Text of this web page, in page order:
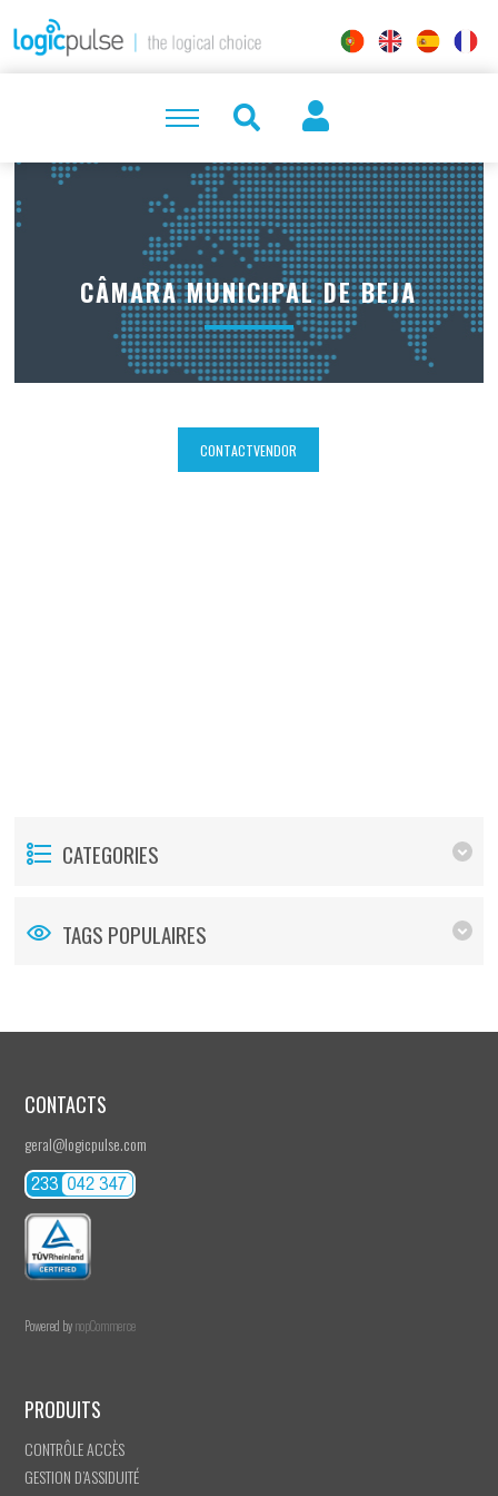
CÂMARA MUNICIPAL DE BEJA
CATEGORIES
TAGS POPULAIRES
CONTACTS
geral@logicpulse.com
Powered bynopCommerce
PRODUITS
CONTRÔLE ACCÈS
GESTION D’ASSIDUITÉ